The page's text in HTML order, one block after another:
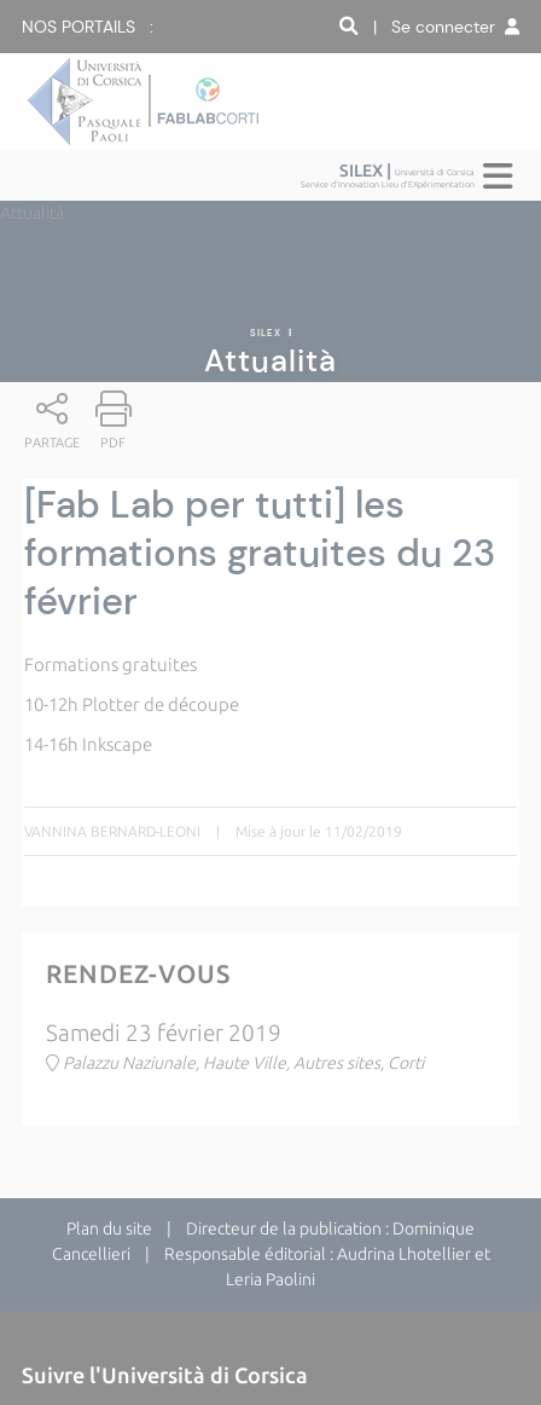
NOS PORTAILS : | Se connecter
SILEX |Università di Corsica
Service d'Innovation Lieu d'EXpérimentation
Attualità
SILEX |
Attualità
PARTAGE PDF
[Fab Lab per tutti] les
formations gratuites du 23
février
Formations gratuites
10-12h Plotter de découpe
14-16h Inkscape
VANNINA BERNARD-LEONI | Mise à jour le 11/02/2019
RENDEZ-VOUS
Samedi 23 février 2019
Palazzu Naziunale, Haute Ville, Autres sites, Corti
Plan du site | Directeur de la publication : Dominique
Cancellieri | Responsable éditorial : Audrina Lhotellier et
Leria Paolini
Suivre l'Università di Corsica